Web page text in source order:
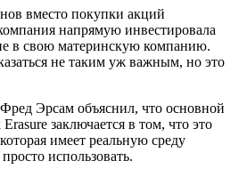
вместо покупки акций
напрямую инвестировала
в свою материнскую компанию.
не таким уж важным, но это
Эрсам объяснил, что основной
заключается в том, что это
имеет реальную среду
использовать.